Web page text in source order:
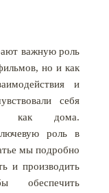
важную роль
но и как
и
себя
как дома.
роль в
мы подробно
и производить
обеспечить